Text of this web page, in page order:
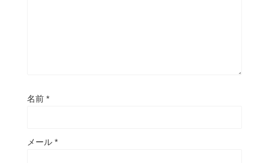
名前 *
メール *